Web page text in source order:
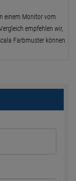
einem Monitor vom
empfehlen wir,
Farbmuster können